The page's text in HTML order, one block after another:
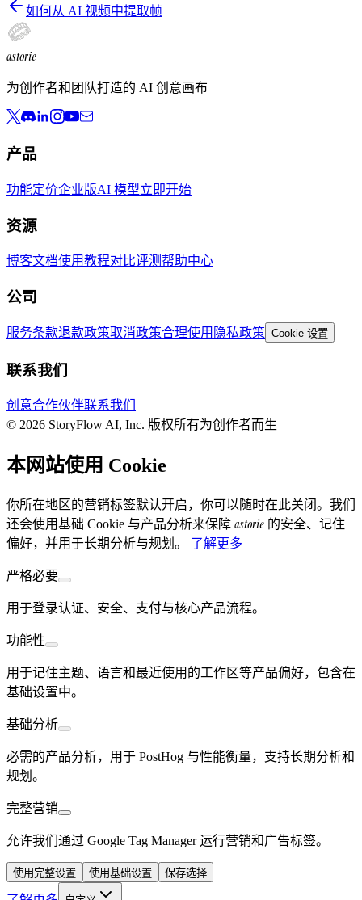
如何从 AI 视频中提取帧
astorie
为创作者和团队打造的 AI 创意画布
产品
功能定价企业版AI 模型立即开始
资源
博客文档使用教程对比评测帮助中心
公司
服务条款退款政策取消政策合理使用 隐私政策 Cookie 设置
联系我们
创意合作伙伴联系我们
© 2026 StoryFlow AI, Inc. 版权所有为创作者而生
本网站使用 Cookie
你所在地区的营销标签默认开启，你可以随时在此关闭。我们
还会使用基础 Cookie 与产品分析来保障 astorie 的安全、记住
偏好，并用于长期分析与规划。
了解更多
严格必要
用于登录认证、安全、支付与核心产品流程。
功能性
用于记住主题、语言和最近使用的工作区等产品偏好，包含在
基础设置中。
基础分析
必需的产品分析，用于 PostHog 与性能衡量，支持长期分析和
规划。
完整营销
允许我们通过 Google Tag Manager 运行营销和广告标签。
使用完整设置 使用基础设置 保存选择